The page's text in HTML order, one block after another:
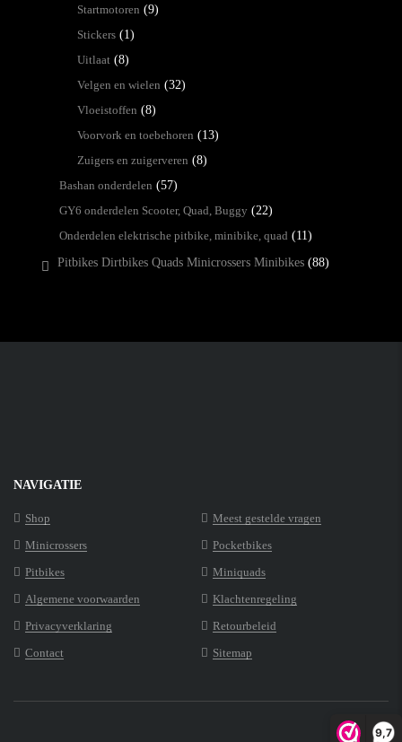
9,7
Startmotoren (9)
Stickers (1)
Uitlaat (8)
Velgen en wielen (32)
Vloeistoffen (8)
Voorvork en toebehoren (13)
Zuigers en zuigerveren (8)
Bashan onderdelen (57)
GY6 onderdelen Scooter, Quad, Buggy (22)
Onderdelen elektrische pitbike, minibike, quad (11)
Pitbikes Dirtbikes Quads Minicrossers Minibikes (88)
NAVIGATIE
Shop
Meest gestelde vragen
Minicrossers
Pocketbikes
Pitbikes
Miniquads
Algemene voorwaarden
Klachtenregeling
Privacyverklaring
Retourbeleid
Contact
Sitemap